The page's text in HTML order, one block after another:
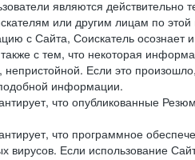
являются
или другим лицам по этой
с Сайта, Соискатель осознает
с тем, что некоторая
Если это
информации.
что опубликованные
что программное
вирусов. Если использование